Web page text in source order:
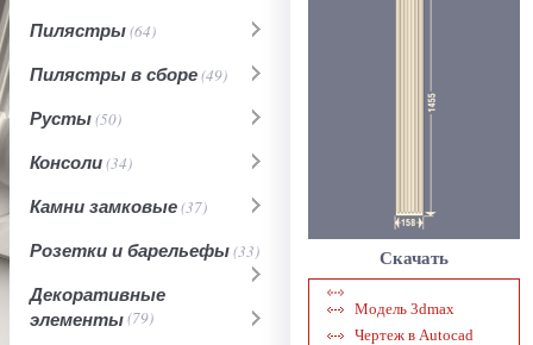
Пилястры(64)
Пилястры в сборе(49)
Русты(50)
Консоли(34)
Камни замковые(37)
Розетки и барельефы(33)
Декоративные
элементы(79)
Скачать
Модель 3dmax
Чертеж в Autocad